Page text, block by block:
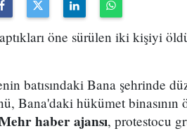
öne sürülen iki kişiyi
batısındaki Bana şehrinde
Bana'daki hükümet
haber ajansı, protestocu